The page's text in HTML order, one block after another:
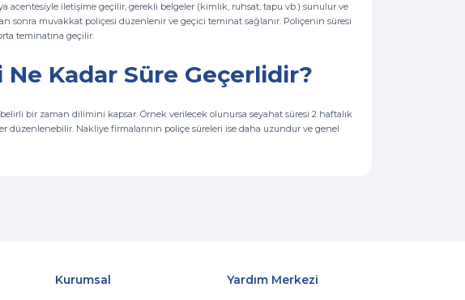
acentesiyle iletişime geçilir, gerekli belgeler (kimlik, ruhsat, tapu vb.) sunulur ve
sonra muvakkat poliçesi düzenlenir ve geçici teminat sağlanır. Poliçenin süresi
teminatına geçilir.
Kadar Süre Geçerlidir?
bir zaman dilimini kapsar. Örnek verilecek olunursa seyahat süresi 2 haftalık
düzenlenebilir. Nakliye firmalarının poliçe süreleri ise daha uzundur ve genel
Kurumsal Yardım Merkezi